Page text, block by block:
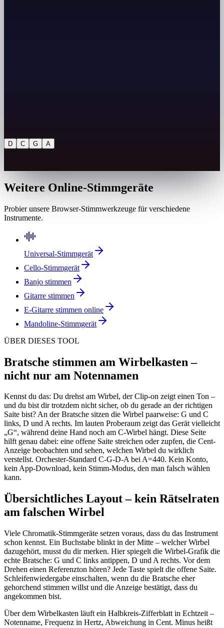
D C G A
Weitere Online-Stimmgeräte
Probier unsere Browser-Stimmwerkzeuge für verschiedene
Instrumente.
Universal-Stimmgerät
Cello-Stimmgerät
Banjo stimmen
Gitarre stimmen
E-Gitarre stimmen online
Mandoline-Stimmgerät
ÜBER DIESES TOOL
Bratsche stimmen am Wirbelkasten –
nicht nur am Notennamen
Kennst du das: Du drehst am Wirbel, der Clip-on zeigt einen Ton –
und du bist dir trotzdem nicht sicher, ob du gerade an der richtigen
Saite bist? An der Bratsche sitzen die Wirbel paarweise: G und C
links, D und A rechts. Im lauten Proberaum zeigt das Gerät vielleicht
„G“, während deine Hand noch am C-Wirbel hängt. Diese Seite
hilft genau dabei: eine offene Saite streichen oder zupfen, die Cent-
Anzeige beobachten und sehen, welchen Wirbel du wirklich
verstellst. Orchester-Standard C-G-D-A bei A=440. Kein Konto,
kein App-Download, kein Stimm-Modus, den man falsch wählen
kann.
Übersichtliches Layout – kein Rätselraten
am falschen Wirbel
Viele Chromatik-Stimmgeräte setzen voraus, dass du das Instrument
schon kennst. Ein Buchstabe blinkt in der Mitte – welcher Wirbel
dazugehört, musst du dir merken. Hier spiegelt die Wirbel-Grafik die
echte Bratsche: G und C links antippen, D und A rechts. Vor dem
Drehen einen Referenzton hören? Jede Taste spielt die offene Saite.
Schleifenwiedergabe einschalten, wenn du die Bratsche eher
gehorchend stimmen willst und die Anzeige bestätigt, dass du
angekommen bist.
Über dem Wirbelkasten läuft ein Halbkreis-Zifferblatt in Echtzeit –
Notenname, Frequenz in Hertz, Abweichung in Cent. Minus heißt